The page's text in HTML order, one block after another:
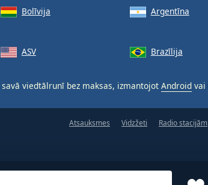
Bolīvija Argentīna
ASV Brazīlija
savā viedtālrunī bez maksas, izmantojot Android vai
Atsauksmes Vidzžeti Radio stacijām